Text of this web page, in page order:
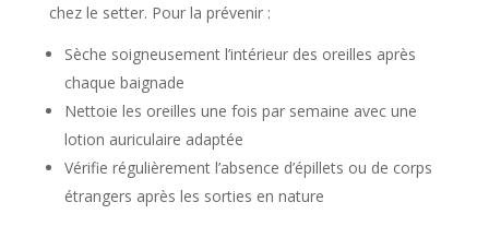
chez le setter. Pour la prévenir :
Sèche soigneusement l’intérieur des oreilles après
chaque baignade
Nettoie les oreilles une fois par semaine avec une
lotion auriculaire adaptée
Vérifie régulièrement l’absence d’épillets ou de corps
étrangers après les sorties en nature